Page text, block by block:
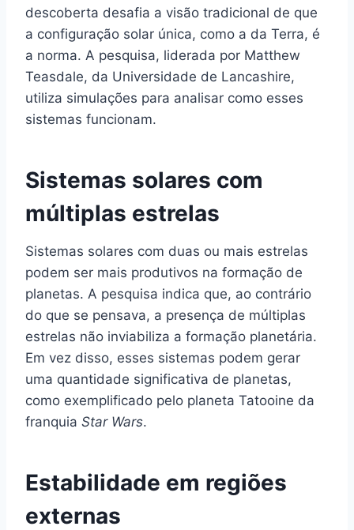
descoberta desafia a visão tradicional de que
a configuração solar única, como a da Terra, é
a norma. A pesquisa, liderada por Matthew
Teasdale, da Universidade de Lancashire,
utiliza simulações para analisar como esses
sistemas funcionam.
Sistemas solares com
múltiplas estrelas
Sistemas solares com duas ou mais estrelas
podem ser mais produtivos na formação de
planetas. A pesquisa indica que, ao contrário
do que se pensava, a presença de múltiplas
estrelas não inviabiliza a formação planetária.
Em vez disso, esses sistemas podem gerar
uma quantidade significativa de planetas,
como exemplificado pelo planeta Tatooine da
franquia Star Wars.
Estabilidade em regiões
externas